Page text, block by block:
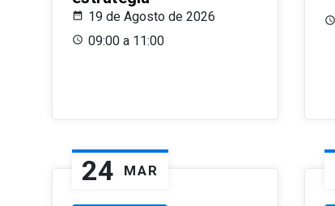
19 de Agosto de 2026
09:00 a 11:00
24 MAR